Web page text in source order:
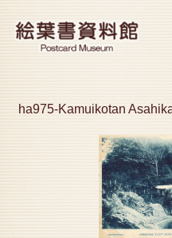
ha975-Kamuikotan